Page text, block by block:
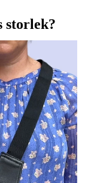
storlek?